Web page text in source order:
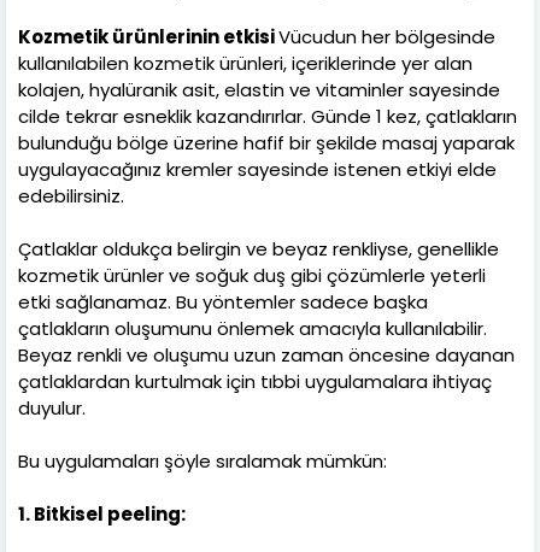
Kozmetik ürünlerinin etkisiVücudun her bölgesinde
kullanılabilen kozmetik ürünleri, içeriklerinde yer alan
kolajen, hyalüranik asit, elastin ve vitaminler sayesinde
cilde tekrar esneklik kazandırırlar. Günde 1 kez, çatlakların
bulunduğu bölge üzerine hafif bir şekilde masaj yaparak
uygulayacağınız kremler sayesinde istenen etkiyi elde
edebilirsiniz.
Çatlaklar oldukça belirgin ve beyaz renkliyse, genellikle
kozmetik ürünler ve soğuk duş gibi çözümlerle yeterli
etki sağlanamaz. Bu yöntemler sadece başka
çatlakların oluşumunu önlemek amacıyla kullanılabilir.
Beyaz renkli ve oluşumu uzun zaman öncesine dayanan
çatlaklardan kurtulmak için tıbbi uygulamalara ihtiyaç
duyulur.
Bu uygulamaları şöyle sıralamak mümkün:
1. Bitkisel peeling: